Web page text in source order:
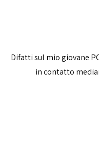
Difatti sul mio giovane
in contatto